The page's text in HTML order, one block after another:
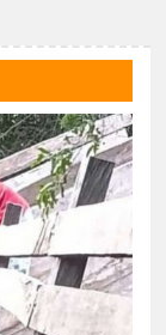
Sola
Hansen